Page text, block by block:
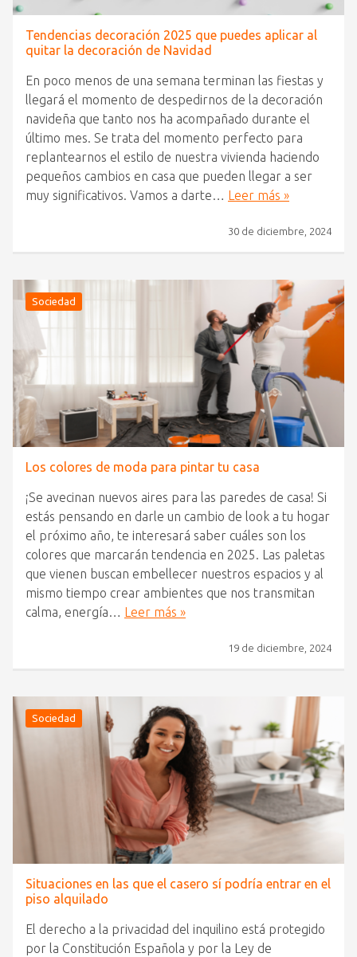
Tendencias decoración 2025 que puedes aplicar al
quitar la decoración de Navidad
En poco menos de una semana terminan las fiestas y
llegará el momento de despedirnos de la decoración
navideña que tanto nos ha acompañado durante el
último mes. Se trata del momento perfecto para
replantearnos el estilo de nuestra vivienda haciendo
pequeños cambios en casa que pueden llegar a ser
muy significativos. Vamos a darte… Leer más »
30 de diciembre, 2024
Sociedad
Los colores de moda para pintar tu casa
¡Se avecinan nuevos aires para las paredes de casa! Si
estás pensando en darle un cambio de look a tu hogar
el próximo año, te interesará saber cuáles son los
colores que marcarán tendencia en 2025. Las paletas
que vienen buscan embellecer nuestros espacios y al
mismo tiempo crear ambientes que nos transmitan
calma, energía… Leer más »
19 de diciembre, 2024
Sociedad
Situaciones en las que el casero sí podría entrar en el
piso alquilado
El derecho a la privacidad del inquilino está protegido
por la Constitución Española y por la Ley de